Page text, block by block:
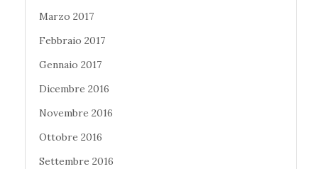
Marzo 2017
Febbraio 2017
Gennaio 2017
Dicembre 2016
Novembre 2016
Ottobre 2016
Settembre 2016